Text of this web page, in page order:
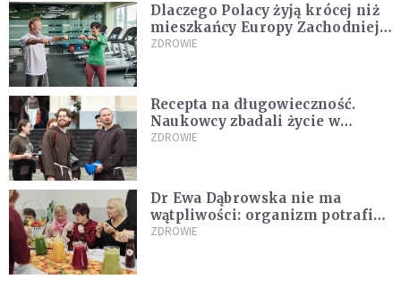
Dlaczego Polacy żyją krócej niż
mieszkańcy Europy Zachodniej?
Ekspertka wskazuje główne
ZDROWIE
Recepta na długowieczność.
Naukowcy zbadali życie w
klasztorach
ZDROWIE
Dr Ewa Dąbrowska nie ma
wątpliwości: organizm potrafi
leczyć się sam
ZDROWIE